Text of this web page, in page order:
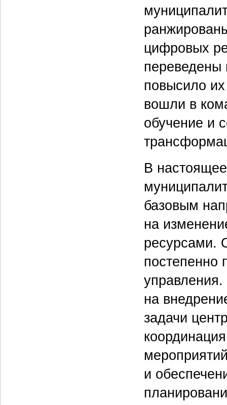
цифровых
переведены
повысило
вошли в
обучение и
В
базовым
на
ресурсами.
постепенно
на
задачи
и